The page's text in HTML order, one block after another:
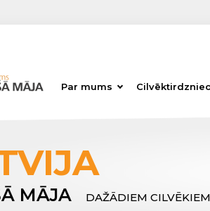
Par mums
MĀJA DAŽĀDIEM CILVĒKIEM